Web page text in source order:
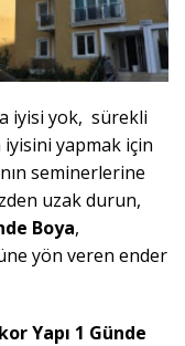
iyisi yok, sürekli
yapmak için
seminerlerine
uzak durun,
Boya,
yön veren ender
Yapı 1 Günde